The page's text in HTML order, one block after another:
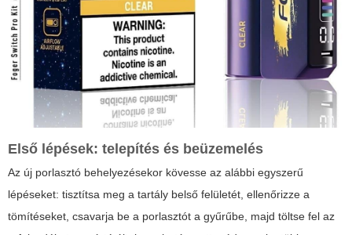
Első lépések: telepítés és beüzemelés
Az új porlasztó behelyezésekor kövesse az alábbi egyszerű
lépéseket: tisztítsa meg a tartály belső felületét, ellenőrizze a
tömítéseket, csavarja be a porlasztót a gyűrűbe, majd töltse fel az